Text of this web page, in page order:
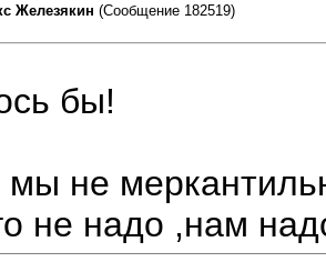
Железякин (Сообщение 182519)
бы!
мы не
не надо ,нам